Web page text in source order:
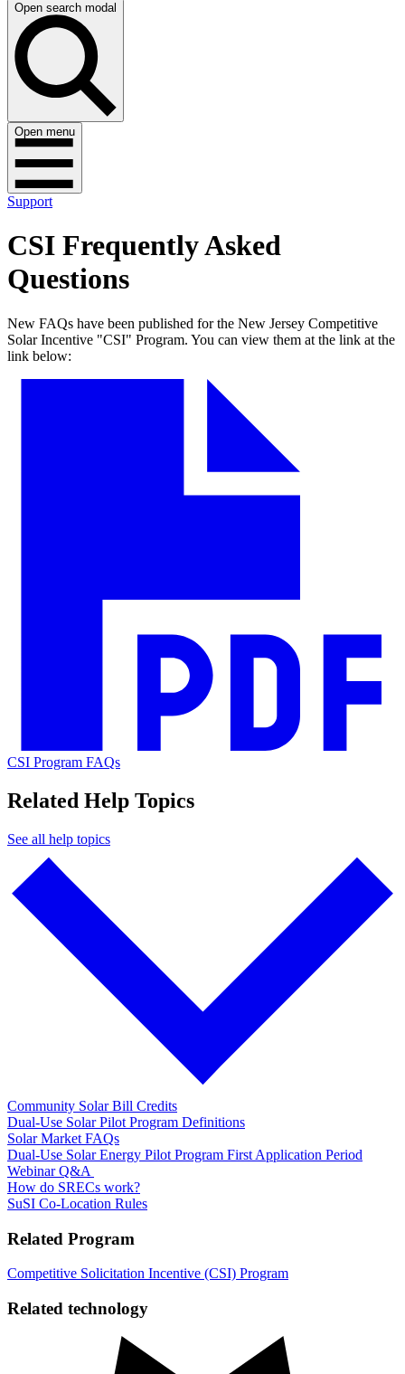
Open search modal
Open menu
Support
CSI Frequently Asked
Questions
New FAQs have been published for the New Jersey Competitive
Solar Incentive "CSI" Program. You can view them at the link at the
link below:​​​​‌ ‍ ​‍​‍‌‍ ‌ ​‍‌‍‍‌‌‍‌ ‌‍‍‌‌‍ ‍​‍​‍​ ‍‍​‍​‍‌ ​ ‌‍​‌‌‍ ‍‌‍‍‌‌ ‌​‌ ‍‌​‍ ‍‌‍‍‌‌‍ ​‍​‍​‍ ​​‍​‍‌‍‍​‌ ​‍‌‍‌‌‌‍‌‍​‍​‍​ ‍‍​‍​‍‌‍‍​‌ ‌​‌ ‌​‌ ​​​ ‍‍​‍ ​‍ ‌‍ ​‌‍ ‌‍​ ‌‍​‌‌‍ ​‌‍‍​‌‍ ‌ ​ ‌ ‌​​ ‍‍​ ​ ​ ​ ​ ​ ​ ​ ​‍ ‌‍‍‌‌‍ ‍‌ ‌​‌‍‌‌‌‍ ‍‌ ‌​​‍ ‌‍‌‌‌‍‌​‌‍‍‌‌ ‌​​‍ ‌‍ ‌‌‍ ‌‍‌​‌‍‌‌​ ‌‌ ​​‌ ​‍‌‍‌‌‌ ​ ‌‍‌‌‌‍ ‍‌ ‌​‌‍​‌‌ ‌​‌‍‍‌‌‍ ‌‍ ‍​ ‍ ‌‍‍‌‌‍‌​​ ‌​ ​​​ ‌‌​ ‌ ‌‍​‍​ ‌‍‌‍‌‌​ ‌‌‌‍​‌​‍ ‌‌‍‌​​ ‌‌​ ‍​‌‍​‌​‍ ‌​ ‌​​ ‌​​ ‍‌​ ​‍​‍ ‌​ ‍‌‌‍​‍​ ​‌​ ​ ​‍ ‌​ ​​​ ‌​​ ‌​‌‍‌​​ ‌‍​ ‌ ‌‍​ ‌‍‌​​ ‌‍​ ‌​​ ​ ​ ​​​ ‍ ‌ ‌​‌ ‍‌‌ ​​‌‍‌‌​ ‌‌‍‍​‌‍‌‌‌‍ ​‌ ​​‌‌‌​‌‍ ‌ ​​‌‍‍‌‌‍​ ​ ‍ ‌ ​​‌‍​‌‌ ‌​‌‍‍​​ ‌‌‍​ ‌‍ ‌‍ ‍‌ ‌​‌‍‌‌‌‍ ‍‌ ‌​​‍‌‌​ ‌‌‌​​‍‌‌ ‌‍‍ ‌‍‌‌‌ ‍‌​‍‌‌​ ​ ‌​‌​​‍‌‌​ ​ ‌​‌​​‍‌‌​ ​‍​ ​‍‌‍​‍​ ​‌​ ​​​ ​ ​ ‍​​ ‍​​ ‌​​ ‌‍​ ‌​‌‍‌‌‌‍​ ‌‍​‌​‍‌‌​ ​‍​ ​‍​‍‌‌​ ‌‌‌​‌​​‍ ‍‌‍​ ‌‍‍​‌‍‍‌‌‍ ​‌‍‌​‌ ​‍‌‍‌‌‌‍ ‍​‍‌‌​ ‌‌‌​​‍‌‌ ‌‍‍ ‌‍‌‌‌ ‍‌​‍‌‌​ ​ ‌​‌​​‍‌‌​ ​ ‌​‌​​‍‌‌​ ​‍​ ​‍​ ​‌​ ​​‌‍‌​‌‍‌​‌‍​‌​ ‍​​ ‌‍​ ​‌​ ‌​​ ‌‍​ ​ ​ ‍​​‍‌‌​ ​‍​ ​‍​‍‌‌​ ‌‌‌​‌​​‍ ‍‌ ‌​‌‍‌‌‌ ‍​‌ ‌​​ ‌‍​‍‌‍​‌‌ ​ ‌‍‌‌‌‌‌‌‌ ​‍‌‍ ​​ ‌‌‍‍​‌ ‌​‌ ‌​‌ ​​​‍‌‌​ ​ ‌​​‌​‍‌‌​ ​‍‌​‌‍​‍‌‌​ ​‍‌​‌‍‌‍ ​‌‍ ‌‍​ ‌‍​‌‌‍ ​‌‍‍​‌‍ ‌ ​ ‌ ‌​​‍‌‌​ ​ ‌​​‌​ ​ ​ ​ ​ ​ ​ ​ ​‍‌‍‌‍‍‌‌‍‌​​ ‌​ ​​​ ‌‌​ ‌ ‌‍​‍​ ‌‍‌‍‌‌​ ‌‌‌‍​‌​‍ ‌‌‍‌​​ ‌‌​ ‍​‌‍​‌​‍ ‌​ ‌​​ ‌​​ ‍‌​ ​‍​‍ ‌​ ‍‌‌‍​‍​ ​‌​ ​ ​‍ ‌​ ​​​ ‌​​ ‌​‌‍‌​​ ‌‍​ ‌ ‌‍​ ‌‍‌​​ ‌‍​ ‌​​ ​ ​ ​​​‍‌‍‌ ‌​‌ ‍‌‌ ​​‌‍‌‌​ ‌‌‍‍​‌‍‌‌‌‍ ​‌ ​​‌‌‌​‌‍ ‌ ​​‌‍‍‌‌‍​ ​‍‌‍‌ ​​‌‍​‌‌ ‌​‌‍‍​​ ‌‌‍​ ‌‍ ‌‍ ‍‌ ‌​‌‍‌‌‌‍ ‍‌ ‌​​‍‌‌​ ‌‌‌​​‍‌‌ ‌‍‍ ‌‍‌‌‌ ‍‌​‍‌‌​ ​ ‌​‌​​‍‌‌​ ​ ‌​‌​​‍‌‌​ ​‍​ ​‍‌‍​‍​ ​‌​ ​​​ ​ ​ ‍​​ ‍​​ ‌​​ ‌‍​ ‌​‌‍‌‌‌‍​ ‌‍​‌​‍‌‌​ ​‍​ ​‍​‍‌‌​ ‌‌‌​‌​​‍ ‍‌‍​ ‌‍‍​‌‍‍‌‌‍ ​‌‍‌​‌ ​‍‌‍‌‌‌‍ ‍​‍‌‌​ ‌‌‌​​‍‌‌ ‌‍‍ ‌‍‌‌‌ ‍‌​‍‌‌​ ​ ‌​‌​​‍‌‌​ ​ ‌​‌​​‍‌‌​ ​‍​ ​‍​ ​‌​ ​​‌‍‌​‌‍‌​‌‍​‌​ ‍​​ ‌‍​ ​‌​ ‌​​ ‌‍​ ​ ​ ‍​​‍‌‌​ ​‍​ ​‍​‍‌‌​ ‌‌‌​‌​​‍ ‍‌ ‌​‌‍‌‌‌ ‍​‌ ‌​​‍‌‍‌ ​​‌‍‌‌‌ ​‍‌ ​ ‌ ​​‌‍‌‌‌‍​ ‌ ‌​‌‍‍‌‌ ‌‍‌‍‌‌​ ‌‌ ​​‌ ‌‌‌‍​‍‌‍ ​‌‍‍‌‌ ​ ‌‍‍​‌‍‌‌‌‍‌​​‍​‍‌ ‌
CSI Program FAQs​​​​‌ ‍ ​‍​‍‌‍ ‌ ​‍‌‍‍‌‌‍‌ ‌‍‍‌‌‍ ‍​‍​‍​ ‍‍​‍​‍‌ ​ ‌‍​‌‌‍ ‍‌‍‍‌‌ ‌​‌ ‍‌​‍ ‍‌‍‍‌‌‍ ​‍​‍​‍ ​​‍​‍‌‍‍​‌ ​‍‌‍‌‌‌‍‌‍​‍​‍​ ‍‍​‍​‍‌‍‍​‌ ‌​‌ ‌​‌ ​​​ ‍‍​‍ ​‍ ‌‍ ​‌‍ ‌‍​ ‌‍​‌‌‍ ​‌‍‍​‌‍ ‌ ​ ‌ ‌​​ ‍‍​ ​ ​ ​ ​ ​ ​ ​ ​‍ ‌‍‍‌‌‍ ‍‌ ‌​‌‍‌‌‌‍ ‍‌ ‌​​‍ ‌‍‌‌‌‍‌​‌‍‍‌‌ ‌​​‍ ‌‍ ‌‌‍ ‌‍‌​‌‍‌‌​ ‌‌ ​​‌ ​‍‌‍‌‌‌ ​ ‌‍‌‌‌‍ ‍‌ ‌​‌‍​‌‌ ‌​‌‍‍‌‌‍ ‌‍ ‍​ ‍ ‌‍‍‌‌‍‌​​ ‌​ ​​​ ‌‌​ ‌ ‌‍​‍​ ‌‍‌‍‌‌​ ‌‌‌‍​‌​‍ ‌‌‍‌​​ ‌‌​ ‍​‌‍​‌​‍ ‌​ ‌​​ ‌​​ ‍‌​ ​‍​‍ ‌​ ‍‌‌‍​‍​ ​‌​ ​ ​‍ ‌​ ​​​ ‌​​ ‌​‌‍‌​​ ‌‍​ ‌ ‌‍​ ‌‍‌​​ ‌‍​ ‌​​ ​ ​ ​​​ ‍ ‌ ‌​‌ ‍‌‌ ​​‌‍‌‌​ ‌‌‍‍​‌‍‌‌‌‍ ​‌ ​​‌‌‌​‌‍ ‌ ​​‌‍‍‌‌‍​ ​ ‍ ‌ ​​‌‍​‌‌ ‌​‌‍‍​​ ‌‌‍​ ‌‍ ‌‍ ‍‌ ‌​‌‍‌‌‌‍ ‍‌ ‌​​‍‌‌​ ‌‌‌​​‍‌‌ ‌‍‍ ‌‍‌‌‌ ‍‌​‍‌‌​ ​ ‌​‌​​‍‌‌​ ​ ‌​‌​​‍‌‌​ ​‍​ ​‍​ ‌‍‌‍‌‍​ ‍​​ ‍​‌‍‌​​ ​‍​ ‌‌​ ​‌​ ​ ‌‍​ ‌‍‌‌​ ​ ​‍‌‌​ ​‍​ ​‍​‍‌‌​ ‌‌‌​‌​​‍ ‍‌ ‌​‌‍‌‌‌ ‍​‌ ‌​​ ‌‍​‍‌‍​‌‌ ​ ‌‍‌‌‌‌‌‌‌ ​‍‌‍ ​​ ‌‌‍‍​‌ ‌​‌ ‌​‌ ​​​‍‌‌​ ​ ‌​​‌​‍‌‌​ ​‍‌​‌‍​‍‌‌​ ​‍‌​‌‍‌‍ ​‌‍ ‌‍​ ‌‍​‌‌‍ ​‌‍‍​‌‍ ‌ ​ ‌ ‌​​‍‌‌​ ​ ‌​​‌​ ​ ​ ​ ​ ​ ​ ​ ​‍‌‍‌‍‍‌‌‍‌​​ ‌​ ​​​ ‌‌​ ‌ ‌‍​‍​ ‌‍‌‍‌‌​ ‌‌‌‍​‌​‍ ‌‌‍‌​​ ‌‌​ ‍​‌‍​‌​‍ ‌​ ‌​​ ‌​​ ‍‌​ ​‍​‍ ‌​ ‍‌‌‍​‍​ ​‌​ ​ ​‍ ‌​ ​​​ ‌​​ ‌​‌‍‌​​ ‌‍​ ‌ ‌‍​ ‌‍‌​​ ‌‍​ ‌​​ ​ ​ ​​​‍‌‍‌ ‌​‌ ‍‌‌ ​​‌‍‌‌​ ‌‌‍‍​‌‍‌‌‌‍ ​‌ ​​‌‌‌​‌‍ ‌ ​​‌‍‍‌‌‍​ ​‍‌‍‌ ​​‌‍​‌‌ ‌​‌‍‍​​ ‌‌‍​ ‌‍ ‌‍ ‍‌ ‌​‌‍‌‌‌‍ ‍‌ ‌​​‍‌‌​ ‌‌‌​​‍‌‌ ‌‍‍ ‌‍‌‌‌ ‍‌​‍‌‌​ ​ ‌​‌​​‍‌‌​ ​ ‌​‌​​‍‌‌​ ​‍​ ​‍​ ‌‍‌‍‌‍​ ‍​​ ‍​‌‍‌​​ ​‍​ ‌‌​ ​‌​ ​ ‌‍​ ‌‍‌‌​ ​ ​‍‌‌​ ​‍​ ​‍​‍‌‌​ ‌‌‌​‌​​‍ ‍‌ ‌​‌‍‌‌‌ ‍​‌ ‌​​‍‌‍‌ ​​‌‍‌‌‌ ​‍‌ ​ ‌ ​​‌‍‌‌‌‍​ ‌ ‌​‌‍‍‌‌ ‌‍‌‍‌‌​ ‌‌ ​​‌ ‌‌‌‍​‍‌‍ ​‌‍‍‌‌ ​ ‌‍‍​‌‍‌‌‌‍‌​​‍​‍‌ ‌
Related Help Topics
See all help topics
Community Solar Bill Credits​​​​‌ ‍ ​‍​‍‌‍ ‌ ​‍‌‍‍‌‌‍‌ ‌‍‍‌‌‍ ‍​‍​‍​ ‍‍​‍​‍‌ ​ ‌‍​‌‌‍ ‍‌‍‍‌‌ ‌​‌ ‍‌​‍ ‍‌‍‍‌‌‍ ​‍​‍​‍ ​​‍​‍‌‍‍​‌ ​‍‌‍‌‌‌‍‌‍​‍​‍​ ‍‍​‍​‍‌‍‍​‌ ‌​‌ ‌​‌ ​​​ ‍‍​‍ ​‍ ‌‍ ​‌‍ ‌‍​ ‌‍​‌‌‍ ​‌‍‍​‌‍ ‌ ​ ‌ ‌​​ ‍‍​ ​ ​ ​ ​ ​ ​ ​ ​‍ ‌‍‍‌‌‍ ‍‌ ‌​‌‍‌‌‌‍ ‍‌ ‌​​‍ ‌‍‌‌‌‍‌​‌‍‍‌‌ ‌​​‍ ‌‍ ‌‌‍ ‌‍‌​‌‍‌‌​ ‌‌ ​​‌ ​‍‌‍‌‌‌ ​ ‌‍‌‌‌‍ ‍‌ ‌​‌‍​‌‌ ‌​‌‍‍‌‌‍ ‌‍ ‍​ ‍ ‌‍‍‌‌‍‌​​ ‌​ ​​​ ‌‍‌‍​‍​ ‌‌‌‍​‌​ ​‍​ ‍‌‌‍​‍​‍ ‌​ ‌ ‌‍‌‌​ ​ ‌‍​‍​‍ ‌​ ‌​​ ‌‍​ ‌ ‌‍​ ​‍ ‌‌‍​‍‌‍​ ​ ‍‌​ ‍​​‍ ‌‌‍‌‍​ ‌‌​ ​​​ ​ ‌‍​‍​ ​​‌‍​‌​ ​‍​ ‌‍‌‍‌​​ ​ ‌‍​‌​ ‍ ‌ ‌​‌ ‍‌‌ ​​‌‍‌‌​ ‌‌‍‍​‌‍‌‌‌‍ ​‌ ​​‌‌‌​‌‍ ‌ ​​‌‍‍‌‌‍​ ​ ‍ ‌ ​​‌‍​‌‌ ‌​‌‍‍​​ ‌‌ ‌​‌‍‍‌‌ ‌​‌‍ ​‌‍‌‌​ ‌‍​‍‌‍​‌‌ ​ ‌‍‌‌‌‌‌‌‌ ​‍‌‍ ​​ ‌‌‍‍​‌ ‌​‌ ‌​‌ ​​​‍‌‌​ ​ ‌​​‌​‍‌‌​ ​‍‌​‌‍​‍‌‌​ ​‍‌​‌‍‌‍ ​‌‍ ‌‍​ ‌‍​‌‌‍ ​‌‍‍​‌‍ ‌ ​ ‌ ‌​​‍‌‌​ ​ ‌​​‌​ ​ ​ ​ ​ ​ ​ ​ ​‍‌‍‌‍‍‌‌‍‌​​ ‌​ ​​​ ‌‍‌‍​‍​ ‌‌‌‍​‌​ ​‍​ ‍‌‌‍​‍​‍ ‌​ ‌ ‌‍‌‌​ ​ ‌‍​‍​‍ ‌​ ‌​​ ‌‍​ ‌ ‌‍​ ​‍ ‌‌‍​‍‌‍​ ​ ‍‌​ ‍​​‍ ‌‌‍‌‍​ ‌‌​ ​​​ ​ ‌‍​‍​ ​​‌‍​‌​ ​‍​ ‌‍‌‍‌​​ ​ ‌‍​‌​‍‌‍‌ ‌​‌ ‍‌‌ ​​‌‍‌‌​ ‌‌‍‍​‌‍‌‌‌‍ ​‌ ​​‌‌‌​‌‍ ‌ ​​‌‍‍‌‌‍​ ​‍‌‍‌ ​​‌‍​‌‌ ‌​‌‍‍​​ ‌‌ ‌​‌‍‍‌‌ ‌​‌‍ ​‌‍‌‌​‍‌‍‌ ​​‌‍‌‌‌ ​‍‌ ​ ‌ ​​‌‍‌‌‌‍​ ‌ ‌​‌‍‍‌‌ ‌‍‌‍‌‌​ ‌‌ ​​‌ ‌‌‌‍​‍‌‍ ​‌‍‍‌‌ ​ ‌‍‍​‌‍‌‌‌‍‌​​‍​‍‌ ‌
Dual-Use Solar Pilot Program Definitions​​​​‌ ‍ ​‍​‍‌‍ ‌ ​‍‌‍‍‌‌‍‌ ‌‍‍‌‌‍ ‍​‍​‍​ ‍‍​‍​‍‌ ​ ‌‍​‌‌‍ ‍‌‍‍‌‌ ‌​‌ ‍‌​‍ ‍‌‍‍‌‌‍ ​‍​‍​‍ ​​‍​‍‌‍‍​‌ ​‍‌‍‌‌‌‍‌‍​‍​‍​ ‍‍​‍​‍‌‍‍​‌ ‌​‌ ‌​‌ ​​​ ‍‍​‍ ​‍ ‌‍ ​‌‍ ‌‍​ ‌‍​‌‌‍ ​‌‍‍​‌‍ ‌ ​ ‌ ‌​​ ‍‍​ ​ ​ ​ ​ ​ ​ ​ ​‍ ‌‍‍‌‌‍ ‍‌ ‌​‌‍‌‌‌‍ ‍‌ ‌​​‍ ‌‍‌‌‌‍‌​‌‍‍‌‌ ‌​​‍ ‌‍ ‌‌‍ ‌‍‌​‌‍‌‌​ ‌‌ ​​‌ ​‍‌‍‌‌‌ ​ ‌‍‌‌‌‍ ‍‌ ‌​‌‍​‌‌ ‌​‌‍‍‌‌‍ ‌‍ ‍​ ‍ ‌‍‍‌‌‍‌​​ ‌​ ​​‌‍​‍​ ​ ​ ‍​​ ‌‌​ ‌‌​ ​ ​ ‌​​‍ ‌‌‍​‍‌‍‌‌‌‍​‌‌‍‌‍​‍ ‌​ ‌​​ ​​​ ‌‌‌‍​ ​‍ ‌​ ‍‌​ ‌‍‌‍​ ​ ‌​​‍ ‌​ ‌ ​ ​​‌‍‌‌​ ​‍‌‍‌​‌‍‌‍‌‍‌‌​ ‌‍​ ‍​‌‍‌‍​ ‌‌​ ​ ​ ‍ ‌ ‌​‌ ‍‌‌ ​​‌‍‌‌​ ‌‌‍‍​‌‍‌‌‌‍ ​‌ ​​‌‌‌​‌‍ ‌ ​​‌‍‍‌‌‍​ ​ ‍ ‌ ​​‌‍​‌‌ ‌​‌‍‍​​ ‌‌ ‌​‌‍‍‌‌ ‌​‌‍ ​‌‍‌‌​ ‌‍​‍‌‍​‌‌ ​ ‌‍‌‌‌‌‌‌‌ ​‍‌‍ ​​ ‌‌‍‍​‌ ‌​‌ ‌​‌ ​​​‍‌‌​ ​ ‌​​‌​‍‌‌​ ​‍‌​‌‍​‍‌‌​ ​‍‌​‌‍‌‍ ​‌‍ ‌‍​ ‌‍​‌‌‍ ​‌‍‍​‌‍ ‌ ​ ‌ ‌​​‍‌‌​ ​ ‌​​‌​ ​ ​ ​ ​ ​ ​ ​ ​‍‌‍‌‍‍‌‌‍‌​​ ‌​ ​​‌‍​‍​ ​ ​ ‍​​ ‌‌​ ‌‌​ ​ ​ ‌​​‍ ‌‌‍​‍‌‍‌‌‌‍​‌‌‍‌‍​‍ ‌​ ‌​​ ​​​ ‌‌‌‍​ ​‍ ‌​ ‍‌​ ‌‍‌‍​ ​ ‌​​‍ ‌​ ‌ ​ ​​‌‍‌‌​ ​‍‌‍‌​‌‍‌‍‌‍‌‌​ ‌‍​ ‍​‌‍‌‍​ ‌‌​ ​ ​‍‌‍‌ ‌​‌ ‍‌‌ ​​‌‍‌‌​ ‌‌‍‍​‌‍‌‌‌‍ ​‌ ​​‌‌‌​‌‍ ‌ ​​‌‍‍‌‌‍​ ​‍‌‍‌ ​​‌‍​‌‌ ‌​‌‍‍​​ ‌‌ ‌​‌‍‍‌‌ ‌​‌‍ ​‌‍‌‌​‍‌‍‌ ​​‌‍‌‌‌ ​‍‌ ​ ‌ ​​‌‍‌‌‌‍​ ‌ ‌​‌‍‍‌‌ ‌‍‌‍‌‌​ ‌‌ ​​‌ ‌‌‌‍​‍‌‍ ​‌‍‍‌‌ ​ ‌‍‍​‌‍‌‌‌‍‌​​‍​‍‌ ‌
Solar Market FAQs​​​​‌ ‍ ​‍​‍‌‍ ‌ ​‍‌‍‍‌‌‍‌ ‌‍‍‌‌‍ ‍​‍​‍​ ‍‍​‍​‍‌ ​ ‌‍​‌‌‍ ‍‌‍‍‌‌ ‌​‌ ‍‌​‍ ‍‌‍‍‌‌‍ ​‍​‍​‍ ​​‍​‍‌‍‍​‌ ​‍‌‍‌‌‌‍‌‍​‍​‍​ ‍‍​‍​‍‌‍‍​‌ ‌​‌ ‌​‌ ​​​ ‍‍​‍ ​‍ ‌‍ ​‌‍ ‌‍​ ‌‍​‌‌‍ ​‌‍‍​‌‍ ‌ ​ ‌ ‌​​ ‍‍​ ​ ​ ​ ​ ​ ​ ​ ​‍ ‌‍‍‌‌‍ ‍‌ ‌​‌‍‌‌‌‍ ‍‌ ‌​​‍ ‌‍‌‌‌‍‌​‌‍‍‌‌ ‌​​‍ ‌‍ ‌‌‍ ‌‍‌​‌‍‌‌​ ‌‌ ​​‌ ​‍‌‍‌‌‌ ​ ‌‍‌‌‌‍ ‍‌ ‌​‌‍​‌‌ ‌​‌‍‍‌‌‍ ‌‍ ‍​ ‍ ‌‍‍‌‌‍‌​​ ‌​ ​​‌‍‌‍‌‍‌‌​ ​​​ ‌‌​ ​‌‌‍‌‍‌‍‌‌​‍ ‌​ ‌​​ ​‌​ ‍​‌‍‌​​‍ ‌​ ‌​‌‍‌​​ ‌‍​ ‍‌​‍ ‌‌‍​‌​ ​ ​ ‌​‌‍​ ​‍ ‌‌‍‌‌‌‍‌‍​ ‌‍​ ‌​​ ‍​‌‍​ ‌‍‌​​ ‌​​ ​‍​ ​‌‌‍​ ​ ‌‌​ ‍ ‌ ‌​‌ ‍‌‌ ​​‌‍‌‌​ ‌‌‍‍​‌‍‌‌‌‍ ​‌ ​​‌‌‌​‌‍ ‌ ​​‌‍‍‌‌‍​ ​ ‍ ‌ ​​‌‍​‌‌ ‌​‌‍‍​​ ‌‌ ‌​‌‍‍‌‌ ‌​‌‍ ​‌‍‌‌​ ‌‍​‍‌‍​‌‌ ​ ‌‍‌‌‌‌‌‌‌ ​‍‌‍ ​​ ‌‌‍‍​‌ ‌​‌ ‌​‌ ​​​‍‌‌​ ​ ‌​​‌​‍‌‌​ ​‍‌​‌‍​‍‌‌​ ​‍‌​‌‍‌‍ ​‌‍ ‌‍​ ‌‍​‌‌‍ ​‌‍‍​‌‍ ‌ ​ ‌ ‌​​‍‌‌​ ​ ‌​​‌​ ​ ​ ​ ​ ​ ​ ​ ​‍‌‍‌‍‍‌‌‍‌​​ ‌​ ​​‌‍‌‍‌‍‌‌​ ​​​ ‌‌​ ​‌‌‍‌‍‌‍‌‌​‍ ‌​ ‌​​ ​‌​ ‍​‌‍‌​​‍ ‌​ ‌​‌‍‌​​ ‌‍​ ‍‌​‍ ‌‌‍​‌​ ​ ​ ‌​‌‍​ ​‍ ‌‌‍‌‌‌‍‌‍​ ‌‍​ ‌​​ ‍​‌‍​ ‌‍‌​​ ‌​​ ​‍​ ​‌‌‍​ ​ ‌‌​‍‌‍‌ ‌​‌ ‍‌‌ ​​‌‍‌‌​ ‌‌‍‍​‌‍‌‌‌‍ ​‌ ​​‌‌‌​‌‍ ‌ ​​‌‍‍‌‌‍​ ​‍‌‍‌ ​​‌‍​‌‌ ‌​‌‍‍​​ ‌‌ ‌​‌‍‍‌‌ ‌​‌‍ ​‌‍‌‌​‍‌‍‌ ​​‌‍‌‌‌ ​‍‌ ​ ‌ ​​‌‍‌‌‌‍​ ‌ ‌​‌‍‍‌‌ ‌‍‌‍‌‌​ ‌‌ ​​‌ ‌‌‌‍​‍‌‍ ​‌‍‍‌‌ ​ ‌‍‍​‌‍‌‌‌‍‌​​‍​‍‌ ‌
Dual-Use Solar Energy Pilot Program First Application Period
Webinar Q&A ​​​​‌ ‍ ​‍​‍‌‍ ‌ ​‍‌‍‍‌‌‍‌ ‌‍‍‌‌‍ ‍​‍​‍​ ‍‍​‍​‍‌ ​ ‌‍​‌‌‍ ‍‌‍‍‌‌ ‌​‌ ‍‌​‍ ‍‌‍‍‌‌‍ ​‍​‍​‍ ​​‍​‍‌‍‍​‌ ​‍‌‍‌‌‌‍‌‍​‍​‍​ ‍‍​‍​‍‌‍‍​‌ ‌​‌ ‌​‌ ​​​ ‍‍​‍ ​‍ ‌‍ ​‌‍ ‌‍​ ‌‍​‌‌‍ ​‌‍‍​‌‍ ‌ ​ ‌ ‌​​ ‍‍​ ​ ​ ​ ​ ​ ​ ​ ​‍ ‌‍‍‌‌‍ ‍‌ ‌​‌‍‌‌‌‍ ‍‌ ‌​​‍ ‌‍‌‌‌‍‌​‌‍‍‌‌ ‌​​‍ ‌‍ ‌‌‍ ‌‍‌​‌‍‌‌​ ‌‌ ​​‌ ​‍‌‍‌‌‌ ​ ‌‍‌‌‌‍ ‍‌ ‌​‌‍​‌‌ ‌​‌‍‍‌‌‍ ‌‍ ‍​ ‍ ‌‍‍‌‌‍‌​​ ‌​ ​‌​ ‌‌​ ‌‍​ ​​​ ​​​ ‌​‌‍‌​‌‍​‍​‍ ‌‌‍‌‍‌‍​ ‌‍​‌‌‍‌‍​‍ ‌​ ‌​​ ​‍‌‍​ ​ ‌‍​‍ ‌​ ‍​​ ‌ ​ ​‌​ ​ ​‍ ‌‌‍​‍​ ​‌‌‍​ ​ ‌​‌‍​‌​ ‌‍​ ‍​​ ​​‌‍​‍‌‍‌​​ ‍‌‌‍​‍​ ‍ ‌ ‌​‌ ‍‌‌ ​​‌‍‌‌​ ‌‌‍‍​‌‍‌‌‌‍ ​‌ ​​‌‌‌​‌‍ ‌ ​​‌‍‍‌‌‍​ ​ ‍ ‌ ​​‌‍​‌‌ ‌​‌‍‍​​ ‌‌ ‌​‌‍‍‌‌ ‌​‌‍ ​‌‍‌‌​ ‌‍​‍‌‍​‌‌ ​ ‌‍‌‌‌‌‌‌‌ ​‍‌‍ ​​ ‌‌‍‍​‌ ‌​‌ ‌​‌ ​​​‍‌‌​ ​ ‌​​‌​‍‌‌​ ​‍‌​‌‍​‍‌‌​ ​‍‌​‌‍‌‍ ​‌‍ ‌‍​ ‌‍​‌‌‍ ​‌‍‍​‌‍ ‌ ​ ‌ ‌​​‍‌‌​ ​ ‌​​‌​ ​ ​ ​ ​ ​ ​ ​ ​‍‌‍‌‍‍‌‌‍‌​​ ‌​ ​‌​ ‌‌​ ‌‍​ ​​​ ​​​ ‌​‌‍‌​‌‍​‍​‍ ‌‌‍‌‍‌‍​ ‌‍​‌‌‍‌‍​‍ ‌​ ‌​​ ​‍‌‍​ ​ ‌‍​‍ ‌​ ‍​​ ‌ ​ ​‌​ ​ ​‍ ‌‌‍​‍​ ​‌‌‍​ ​ ‌​‌‍​‌​ ‌‍​ ‍​​ ​​‌‍​‍‌‍‌​​ ‍‌‌‍​‍​‍‌‍‌ ‌​‌ ‍‌‌ ​​‌‍‌‌​ ‌‌‍‍​‌‍‌‌‌‍ ​‌ ​​‌‌‌​‌‍ ‌ ​​‌‍‍‌‌‍​ ​‍‌‍‌ ​​‌‍​‌‌ ‌​‌‍‍​​ ‌‌ ‌​‌‍‍‌‌ ‌​‌‍ ​‌‍‌‌​‍‌‍‌ ​​‌‍‌‌‌ ​‍‌ ​ ‌ ​​‌‍‌‌‌‍​ ‌ ‌​‌‍‍‌‌ ‌‍‌‍‌‌​ ‌‌ ​​‌ ‌‌‌‍​‍‌‍ ​‌‍‍‌‌ ​ ‌‍‍​‌‍‌‌‌‍‌​​‍​‍‌ ‌
How do SRECs work?​​​​‌ ‍ ​‍​‍‌‍ ‌ ​‍‌‍‍‌‌‍‌ ‌‍‍‌‌‍ ‍​‍​‍​ ‍‍​‍​‍‌ ​ ‌‍​‌‌‍ ‍‌‍‍‌‌ ‌​‌ ‍‌​‍ ‍‌‍‍‌‌‍ ​‍​‍​‍ ​​‍​‍‌‍‍​‌ ​‍‌‍‌‌‌‍‌‍​‍​‍​ ‍‍​‍​‍‌‍‍​‌ ‌​‌ ‌​‌ ​​​ ‍‍​‍ ​‍ ‌‍ ​‌‍ ‌‍​ ‌‍​‌‌‍ ​‌‍‍​‌‍ ‌ ​ ‌ ‌​​ ‍‍​ ​ ​ ​ ​ ​ ​ ​ ​‍ ‌‍‍‌‌‍ ‍‌ ‌​‌‍‌‌‌‍ ‍‌ ‌​​‍ ‌‍‌‌‌‍‌​‌‍‍‌‌ ‌​​‍ ‌‍ ‌‌‍ ‌‍‌​‌‍‌‌​ ‌‌ ​​‌ ​‍‌‍‌‌‌ ​ ‌‍‌‌‌‍ ‍‌ ‌​‌‍​‌‌ ‌​‌‍‍‌‌‍ ‌‍ ‍​ ‍ ‌‍‍‌‌‍‌​​ ‌​ ​‌​ ‌ ‌‍‌‍‌‍​ ‌‍​‍​ ‌‍‌‍‌‌​ ​ ​‍ ‌​ ‌​​ ​‍​ ‍​​ ‍‌​‍ ‌​ ‌​​ ‌‍​ ‌‌‌‍​ ​‍ ‌​ ‍‌‌‍​‌​ ‌​​ ​​​‍ ‌​ ​​​ ‍​​ ​‌​ ‌‌‌‍‌‍​ ‍‌‌‍​‍​ ‌ ​ ​​‌‍‌​‌‍‌‌​ ‍‌​ ‍ ‌ ‌​‌ ‍‌‌ ​​‌‍‌‌​ ‌‌‍‍​‌‍‌‌‌‍ ​‌ ​​‌‌‌​‌‍ ‌ ​​‌‍‍‌‌‍​ ​ ‍ ‌ ​​‌‍​‌‌ ‌​‌‍‍​​ ‌‌ ‌​‌‍‍‌‌ ‌​‌‍ ​‌‍‌‌​ ‌‍​‍‌‍​‌‌ ​ ‌‍‌‌‌‌‌‌‌ ​‍‌‍ ​​ ‌‌‍‍​‌ ‌​‌ ‌​‌ ​​​‍‌‌​ ​ ‌​​‌​‍‌‌​ ​‍‌​‌‍​‍‌‌​ ​‍‌​‌‍‌‍ ​‌‍ ‌‍​ ‌‍​‌‌‍ ​‌‍‍​‌‍ ‌ ​ ‌ ‌​​‍‌‌​ ​ ‌​​‌​ ​ ​ ​ ​ ​ ​ ​ ​‍‌‍‌‍‍‌‌‍‌​​ ‌​ ​‌​ ‌ ‌‍‌‍‌‍​ ‌‍​‍​ ‌‍‌‍‌‌​ ​ ​‍ ‌​ ‌​​ ​‍​ ‍​​ ‍‌​‍ ‌​ ‌​​ ‌‍​ ‌‌‌‍​ ​‍ ‌​ ‍‌‌‍​‌​ ‌​​ ​​​‍ ‌​ ​​​ ‍​​ ​‌​ ‌‌‌‍‌‍​ ‍‌‌‍​‍​ ‌ ​ ​​‌‍‌​‌‍‌‌​ ‍‌​‍‌‍‌ ‌​‌ ‍‌‌ ​​‌‍‌‌​ ‌‌‍‍​‌‍‌‌‌‍ ​‌ ​​‌‌‌​‌‍ ‌ ​​‌‍‍‌‌‍​ ​‍‌‍‌ ​​‌‍​‌‌ ‌​‌‍‍​​ ‌‌ ‌​‌‍‍‌‌ ‌​‌‍ ​‌‍‌‌​‍‌‍‌ ​​‌‍‌‌‌ ​‍‌ ​ ‌ ​​‌‍‌‌‌‍​ ‌ ‌​‌‍‍‌‌ ‌‍‌‍‌‌​ ‌‌ ​​‌ ‌‌‌‍​‍‌‍ ​‌‍‍‌‌ ​ ‌‍‍​‌‍‌‌‌‍‌​​‍​‍‌ ‌
SuSI Co-Location Rules​​​​‌ ‍ ​‍​‍‌‍ ‌ ​‍‌‍‍‌‌‍‌ ‌‍‍‌‌‍ ‍​‍​‍​ ‍‍​‍​‍‌ ​ ‌‍​‌‌‍ ‍‌‍‍‌‌ ‌​‌ ‍‌​‍ ‍‌‍‍‌‌‍ ​‍​‍​‍ ​​‍​‍‌‍‍​‌ ​‍‌‍‌‌‌‍‌‍​‍​‍​ ‍‍​‍​‍‌‍‍​‌ ‌​‌ ‌​‌ ​​​ ‍‍​‍ ​‍ ‌‍ ​‌‍ ‌‍​ ‌‍​‌‌‍ ​‌‍‍​‌‍ ‌ ​ ‌ ‌​​ ‍‍​ ​ ​ ​ ​ ​ ​ ​ ​‍ ‌‍‍‌‌‍ ‍‌ ‌​‌‍‌‌‌‍ ‍‌ ‌​​‍ ‌‍‌‌‌‍‌​‌‍‍‌‌ ‌​​‍ ‌‍ ‌‌‍ ‌‍‌​‌‍‌‌​ ‌‌ ​​‌ ​‍‌‍‌‌‌ ​ ‌‍‌‌‌‍ ‍‌ ‌​‌‍​‌‌ ‌​‌‍‍‌‌‍ ‌‍ ‍​ ‍ ‌‍‍‌‌‍‌​​ ‌​ ​‌‌‍‌​‌‍​ ​ ​‌​ ​ ​ ​‍​ ​ ‌‍‌‍​‍ ‌‌‍​ ​ ‍​​ ​​‌‍​ ​‍ ‌​ ‌​​ ​‍‌‍​ ​ ‌​​‍ ‌​ ‍​‌‍‌‌‌‍​ ​ ‍​​‍ ‌‌‍​‌‌‍‌‌‌‍​‌​ ‌‍​ ​‌​ ‌‍​ ‌ ​ ​‌​ ‌‌​ ‌‌​ ​ ​ ‌‌​ ‍ ‌ ‌​‌ ‍‌‌ ​​‌‍‌‌​ ‌‌‍‍​‌‍‌‌‌‍ ​‌ ​​‌‌‌​‌‍ ‌ ​​‌‍‍‌‌‍​ ​ ‍ ‌ ​​‌‍​‌‌ ‌​‌‍‍​​ ‌‌ ‌​‌‍‍‌‌ ‌​‌‍ ​‌‍‌‌​ ‌‍​‍‌‍​‌‌ ​ ‌‍‌‌‌‌‌‌‌ ​‍‌‍ ​​ ‌‌‍‍​‌ ‌​‌ ‌​‌ ​​​‍‌‌​ ​ ‌​​‌​‍‌‌​ ​‍‌​‌‍​‍‌‌​ ​‍‌​‌‍‌‍ ​‌‍ ‌‍​ ‌‍​‌‌‍ ​‌‍‍​‌‍ ‌ ​ ‌ ‌​​‍‌‌​ ​ ‌​​‌​ ​ ​ ​ ​ ​ ​ ​ ​‍‌‍‌‍‍‌‌‍‌​​ ‌​ ​‌‌‍‌​‌‍​ ​ ​‌​ ​ ​ ​‍​ ​ ‌‍‌‍​‍ ‌‌‍​ ​ ‍​​ ​​‌‍​ ​‍ ‌​ ‌​​ ​‍‌‍​ ​ ‌​​‍ ‌​ ‍​‌‍‌‌‌‍​ ​ ‍​​‍ ‌‌‍​‌‌‍‌‌‌‍​‌​ ‌‍​ ​‌​ ‌‍​ ‌ ​ ​‌​ ‌‌​ ‌‌​ ​ ​ ‌‌​‍‌‍‌ ‌​‌ ‍‌‌ ​​‌‍‌‌​ ‌‌‍‍​‌‍‌‌‌‍ ​‌ ​​‌‌‌​‌‍ ‌ ​​‌‍‍‌‌‍​ ​‍‌‍‌ ​​‌‍​‌‌ ‌​‌‍‍​​ ‌‌ ‌​‌‍‍‌‌ ‌​‌‍ ​‌‍‌‌​‍‌‍‌ ​​‌‍‌‌‌ ​‍‌ ​ ‌ ​​‌‍‌‌‌‍​ ‌ ‌​‌‍‍‌‌ ‌‍‌‍‌‌​ ‌‌ ​​‌ ‌‌‌‍​‍‌‍ ​‌‍‍‌‌ ​ ‌‍‍​‌‍‌‌‌‍‌​​‍​‍‌ ‌
Related Program​​​​‌ ‍ ​‍​‍‌‍ ‌ ​‍‌‍‍‌‌‍‌ ‌‍‍‌‌‍ ‍​‍​‍​ ‍‍​‍​‍‌ ​ ‌‍​‌‌‍ ‍‌‍‍‌‌ ‌​‌ ‍‌​‍ ‍‌‍‍‌‌‍ ​‍​‍​‍ ​​‍​‍‌‍‍​‌ ​‍‌‍‌‌‌‍‌‍​‍​‍​ ‍‍​‍​‍‌‍‍​‌ ‌​‌ ‌​‌ ​​​ ‍‍​‍ ​‍ ‌‍ ​‌‍ ‌‍​ ‌‍​‌‌‍ ​‌‍‍​‌‍ ‌ ​ ‌ ‌​​ ‍‍​ ​ ​ ​ ​ ​ ​ ​ ​‍ ‌‍‍‌‌‍ ‍‌ ‌​‌‍‌‌‌‍ ‍‌ ‌​​‍ ‌‍‌‌‌‍‌​‌‍‍‌‌ ‌​​‍ ‌‍ ‌‌‍ ‌‍‌​‌‍‌‌​ ‌‌ ​​‌ ​‍‌‍‌‌‌ ​ ‌‍‌‌‌‍ ‍‌ ‌​‌‍​‌‌ ‌​‌‍‍‌‌‍ ‌‍ ‍​ ‍ ‌‍‍‌‌‍‌​​ ‌​ ​​​ ‌‌​ ‌ ‌‍​‍​ ‌‍‌‍‌‌​ ‌‌‌‍​‌​‍ ‌‌‍‌​​ ‌‌​ ‍​‌‍​‌​‍ ‌​ ‌​​ ‌​​ ‍‌​ ​‍​‍ ‌​ ‍‌‌‍​‍​ ​‌​ ​ ​‍ ‌​ ​​​ ‌​​ ‌​‌‍‌​​ ‌‍​ ‌ ‌‍​ ‌‍‌​​ ‌‍​ ‌​​ ​ ​ ​​​ ‍ ‌ ‌​‌ ‍‌‌ ​​‌‍‌‌​ ‌‌‍‍​‌‍‌‌‌‍ ​‌ ​​‌‌‌​‌‍ ‌ ​​‌‍‍‌‌‍​ ​ ‍ ‌ ​​‌‍​‌‌ ‌​‌‍‍​​ ‌‌ ​ ‌‍‍‌‌‍‌​‌‍‌‌‌‍​‍‌‍​‌‌ ​‍​‍‌‌​ ‌‌‌​​‍‌‌ ‌‍‍ ‌‍‌‌‌ ‍‌​‍‌‌​ ​ ‌​‌​​‍‌‌​ ​ ‌​‌​​‍‌‌​ ​‍​ ​‍​ ​‌‌‍​‍‌‍‌​​ ‌‌​ ‌​‌‍​‌‌‍‌​‌‍​‌​ ‌ ​ ​‍​ ​‍​ ​‍​‍‌‌​ ​‍​ ​‍​‍‌‌​ ‌‌‌​‌​​‍ ‍‌‍‍​‌‍‌‌‌‍​‌‌‍‌​‌‍‍‌‌‍ ‍‌‍‌ ​ ‌‍​‍‌‍​‌‌ ​ ‌‍‌‌‌‌‌‌‌ ​‍‌‍ ​​ ‌‌‍‍​‌ ‌​‌ ‌​‌ ​​​‍‌‌​ ​ ‌​​‌​‍‌‌​ ​‍‌​‌‍​‍‌‌​ ​‍‌​‌‍‌‍ ​‌‍ ‌‍​ ‌‍​‌‌‍ ​‌‍‍​‌‍ ‌ ​ ‌ ‌​​‍‌‌​ ​ ‌​​‌​ ​ ​ ​ ​ ​ ​ ​ ​‍‌‍‌‍‍‌‌‍‌​​ ‌​ ​​​ ‌‌​ ‌ ‌‍​‍​ ‌‍‌‍‌‌​ ‌‌‌‍​‌​‍ ‌‌‍‌​​ ‌‌​ ‍​‌‍​‌​‍ ‌​ ‌​​ ‌​​ ‍‌​ ​‍​‍ ‌​ ‍‌‌‍​‍​ ​‌​ ​ ​‍ ‌​ ​​​ ‌​​ ‌​‌‍‌​​ ‌‍​ ‌ ‌‍​ ‌‍‌​​ ‌‍​ ‌​​ ​ ​ ​​​‍‌‍‌ ‌​‌ ‍‌‌ ​​‌‍‌‌​ ‌‌‍‍​‌‍‌‌‌‍ ​‌ ​​‌‌‌​‌‍ ‌ ​​‌‍‍‌‌‍​ ​‍‌‍‌ ​​‌‍​‌‌ ‌​‌‍‍​​ ‌‌ ​ ‌‍‍‌‌‍‌​‌‍‌‌‌‍​‍‌‍​‌‌ ​‍​‍‌‌​ ‌‌‌​​‍‌‌ ‌‍‍ ‌‍‌‌‌ ‍‌​‍‌‌​ ​ ‌​‌​​‍‌‌​ ​ ‌​‌​​‍‌‌​ ​‍​ ​‍​ ​‌‌‍​‍‌‍‌​​ ‌‌​ ‌​‌‍​‌‌‍‌​‌‍​‌​ ‌ ​ ​‍​ ​‍​ ​‍​‍‌‌​ ​‍​ ​‍​‍‌‌​ ‌‌‌​‌​​‍ ‍‌‍‍​‌‍‌‌‌‍​‌‌‍‌​‌‍‍‌‌‍ ‍‌‍‌ ​‍‌‍‌ ​​‌‍‌‌‌ ​‍‌ ​ ‌ ​​‌‍‌‌‌‍​ ‌ ‌​‌‍‍‌‌ ‌‍‌‍‌‌​ ‌‌ ​​‌ ‌‌‌‍​‍‌‍ ​‌‍‍‌‌ ​ ‌‍‍​‌‍‌‌‌‍‌​​‍​‍‌ ‌
Competitive Solicitation Incentive (CSI) Program​​​​‌ ‍ ​‍​‍‌‍ ‌ ​‍‌‍‍‌‌‍‌ ‌‍‍‌‌‍ ‍​‍​‍​ ‍‍​‍​‍‌ ​ ‌‍​‌‌‍ ‍‌‍‍‌‌ ‌​‌ ‍‌​‍ ‍‌‍‍‌‌‍ ​‍​‍​‍ ​​‍​‍‌‍‍​‌ ​‍‌‍‌‌‌‍‌‍​‍​‍​ ‍‍​‍​‍‌‍‍​‌ ‌​‌ ‌​‌ ​​​ ‍‍​‍ ​‍ ‌‍ ​‌‍ ‌‍​ ‌‍​‌‌‍ ​‌‍‍​‌‍ ‌ ​ ‌ ‌​​ ‍‍​ ​ ​ ​ ​ ​ ​ ​ ​‍ ‌‍‍‌‌‍ ‍‌ ‌​‌‍‌‌‌‍ ‍‌ ‌​​‍ ‌‍‌‌‌‍‌​‌‍‍‌‌ ‌​​‍ ‌‍ ‌‌‍ ‌‍‌​‌‍‌‌​ ‌‌ ​​‌ ​‍‌‍‌‌‌ ​ ‌‍‌‌‌‍ ‍‌ ‌​‌‍​‌‌ ‌​‌‍‍‌‌‍ ‌‍ ‍​ ‍ ‌‍‍‌‌‍‌​​ ‌​ ​​​ ‌‌​ ‌ ‌‍​‍​ ‌‍‌‍‌‌​ ‌‌‌‍​‌​‍ ‌‌‍‌​​ ‌‌​ ‍​‌‍​‌​‍ ‌​ ‌​​ ‌​​ ‍‌​ ​‍​‍ ‌​ ‍‌‌‍​‍​ ​‌​ ​ ​‍ ‌​ ​​​ ‌​​ ‌​‌‍‌​​ ‌‍​ ‌ ‌‍​ ‌‍‌​​ ‌‍​ ‌​​ ​ ​ ​​​ ‍ ‌ ‌​‌ ‍‌‌ ​​‌‍‌‌​ ‌‌‍‍​‌‍‌‌‌‍ ​‌ ​​‌‌‌​‌‍ ‌ ​​‌‍‍‌‌‍​ ​ ‍ ‌ ​​‌‍​‌‌ ‌​‌‍‍​​ ‌‌ ​ ‌‍‍‌‌‍‌​‌‍‌‌‌‍​‍‌‍​‌‌ ​‍​‍‌‌​ ‌‌‌​​‍‌‌ ‌‍‍ ‌‍‌‌‌ ‍‌​‍‌‌​ ​ ‌​‌​​‍‌‌​ ​ ‌​‌​​‍‌‌​ ​‍​ ​‍​ ​‌‌‍​‍‌‍‌​​ ‌‌​ ‌​‌‍​‌‌‍‌​‌‍​‌​ ‌ ​ ​‍​ ​‍​ ​‍​‍‌‌​ ​‍​ ​‍​‍‌‌​ ‌‌‌​‌​​‍ ‍‌‍​ ‌‍ ‌‍ ‍‌ ‌​‌‍‌‌‌‍ ‍‌ ‌​​‍‌‌​ ‌‌‌​​‍‌‌ ‌‍‍ ‌‍‌‌‌ ‍‌​‍‌‌​ ​ ‌​‌​​‍‌‌​ ​ ‌​‌​​‍‌‌​ ​‍​ ​‍​ ​ ​ ‌‌​ ‌​‌‍​‍‌‍‌‌​ ​ ‌‍‌‌​ ‌‌​ ​‌​ ‌‌‌‍‌‌​ ‍‌​‍‌‌​ ​‍​ ​‍​‍‌‌​ ‌‌‌​‌​​‍ ‍‌ ‌​‌‍‌‌‌ ‍​‌ ‌​​ ‌‍​‍‌‍​‌‌ ​ ‌‍‌‌‌‌‌‌‌ ​‍‌‍ ​​ ‌‌‍‍​‌ ‌​‌ ‌​‌ ​​​‍‌‌​ ​ ‌​​‌​‍‌‌​ ​‍‌​‌‍​‍‌‌​ ​‍‌​‌‍‌‍ ​‌‍ ‌‍​ ‌‍​‌‌‍ ​‌‍‍​‌‍ ‌ ​ ‌ ‌​​‍‌‌​ ​ ‌​​‌​ ​ ​ ​ ​ ​ ​ ​ ​‍‌‍‌‍‍‌‌‍‌​​ ‌​ ​​​ ‌‌​ ‌ ‌‍​‍​ ‌‍‌‍‌‌​ ‌‌‌‍​‌​‍ ‌‌‍‌​​ ‌‌​ ‍​‌‍​‌​‍ ‌​ ‌​​ ‌​​ ‍‌​ ​‍​‍ ‌​ ‍‌‌‍​‍​ ​‌​ ​ ​‍ ‌​ ​​​ ‌​​ ‌​‌‍‌​​ ‌‍​ ‌ ‌‍​ ‌‍‌​​ ‌‍​ ‌​​ ​ ​ ​​​‍‌‍‌ ‌​‌ ‍‌‌ ​​‌‍‌‌​ ‌‌‍‍​‌‍‌‌‌‍ ​‌ ​​‌‌‌​‌‍ ‌ ​​‌‍‍‌‌‍​ ​‍‌‍‌ ​​‌‍​‌‌ ‌​‌‍‍​​ ‌‌ ​ ‌‍‍‌‌‍‌​‌‍‌‌‌‍​‍‌‍​‌‌ ​‍​‍‌‌​ ‌‌‌​​‍‌‌ ‌‍‍ ‌‍‌‌‌ ‍‌​‍‌‌​ ​ ‌​‌​​‍‌‌​ ​ ‌​‌​​‍‌‌​ ​‍​ ​‍​ ​‌‌‍​‍‌‍‌​​ ‌‌​ ‌​‌‍​‌‌‍‌​‌‍​‌​ ‌ ​ ​‍​ ​‍​ ​‍​‍‌‌​ ​‍​ ​‍​‍‌‌​ ‌‌‌​‌​​‍ ‍‌‍​ ‌‍ ‌‍ ‍‌ ‌​‌‍‌‌‌‍ ‍‌ ‌​​‍‌‌​ ‌‌‌​​‍‌‌ ‌‍‍ ‌‍‌‌‌ ‍‌​‍‌‌​ ​ ‌​‌​​‍‌‌​ ​ ‌​‌​​‍‌‌​ ​‍​ ​‍​ ​ ​ ‌‌​ ‌​‌‍​‍‌‍‌‌​ ​ ‌‍‌‌​ ‌‌​ ​‌​ ‌‌‌‍‌‌​ ‍‌​‍‌‌​ ​‍​ ​‍​‍‌‌​ ‌‌‌​‌​​‍ ‍‌ ‌​‌‍‌‌‌ ‍​‌ ‌​​‍‌‍‌ ​​‌‍‌‌‌ ​‍‌ ​ ‌ ​​‌‍‌‌‌‍​ ‌ ‌​‌‍‍‌‌ ‌‍‌‍‌‌​ ‌‌ ​​‌ ‌‌‌‍​‍‌‍ ​‌‍‍‌‌ ​ ‌‍‍​‌‍‌‌‌‍‌​​‍​‍‌ ‌
Related technology